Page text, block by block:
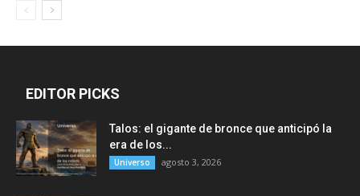
EDITOR PICKS
Talos: el gigante de bronce que anticipó la
era de los...
Universo agosto 3, 2026